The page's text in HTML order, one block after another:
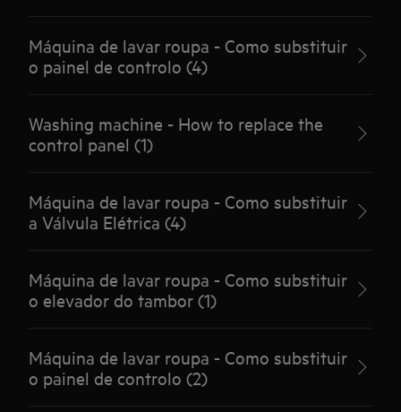
Máquina de lavar roupa - Como substituir
o painel de controlo (4)
Washing machine - How to replace the
control panel (1)
Máquina de lavar roupa - Como substituir
a Válvula Elétrica (4)
Máquina de lavar roupa - Como substituir
o elevador do tambor (1)
Máquina de lavar roupa - Como substituir
o painel de controlo (2)